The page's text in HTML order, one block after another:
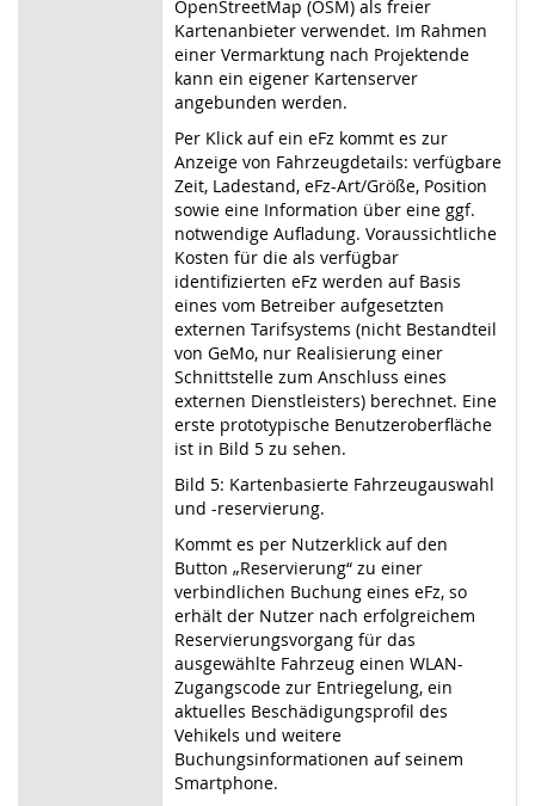
OpenStreetMap (OSM) als freier
Kartenanbieter verwendet. Im Rahmen
einer Vermarktung nach Projektende
kann ein eigener Kartenserver
angebunden werden.
Per Klick auf ein eFz kommt es zur
Anzeige von Fahrzeugdetails: verfügbare
Zeit, Ladestand, eFz-Art/Größe, Position
sowie eine Information über eine ggf.
notwendige Aufladung. Voraussichtliche
Kosten für die als verfügbar
identifizierten eFz werden auf Basis
eines vom Betreiber aufgesetzten
externen Tarifsystems (nicht Bestandteil
von GeMo, nur Realisierung einer
Schnittstelle zum Anschluss eines
externen Dienstleisters) berechnet. Eine
erste prototypische Benutzeroberfläche
ist in Bild 5 zu sehen.
Bild 5: Kartenbasierte Fahrzeugauswahl
und -reservierung.
Kommt es per Nutzerklick auf den
Button „Reservierung“ zu einer
verbindlichen Buchung eines eFz, so
erhält der Nutzer nach erfolgreichem
Reservierungsvorgang für das
ausgewählte Fahrzeug einen WLAN-
Zugangscode zur Entriegelung, ein
aktuelles Beschädigungsprofil des
Vehikels und weitere
Buchungsinformationen auf seinem
Smartphone.